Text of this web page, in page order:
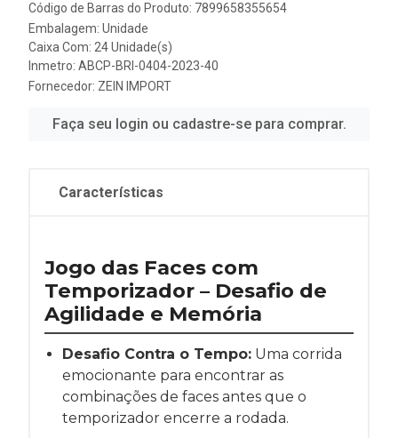
Código de Barras do Produto: 7899658355654
Embalagem: Unidade
Caixa Com: 24 Unidade(s)
Inmetro: ABCP-BRI-0404-2023-40
Fornecedor: ZEIN IMPORT
Faça seu login ou cadastre-se para comprar.
Características
Jogo das Faces com
Temporizador – Desafio de
Agilidade e Memória
Desafio Contra o Tempo: Uma corrida
emocionante para encontrar as
combinações de faces antes que o
temporizador encerre a rodada.